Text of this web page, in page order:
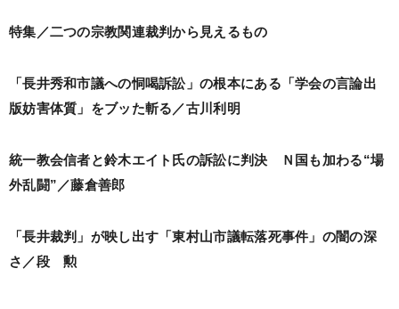
特集／二つの宗教関連裁判から見えるもの
「長井秀和市議への恫喝訴訟」の根本にある「学会の言論出
版妨害体質」をブッた斬る／古川利明
統一教会信者と鈴木エイト氏の訴訟に判決 Ｎ国も加わる“場
外乱闘”／藤倉善郎
「長井裁判」が映し出す「東村山市議転落死事件」の闇の深
さ／段 勲